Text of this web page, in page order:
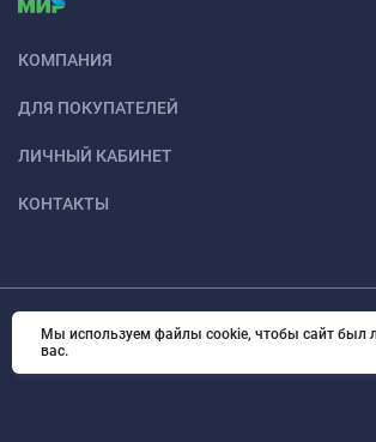
КОМПАНИЯ
ДЛЯ ПОКУПАТЕЛЕЙ
ЛИЧНЫЙ КАБИНЕТ
КОНТАКТЫ
© 2026 Fotoshesha. Все права
Мы используем файлы cookie, чтобы сайт был
вас.